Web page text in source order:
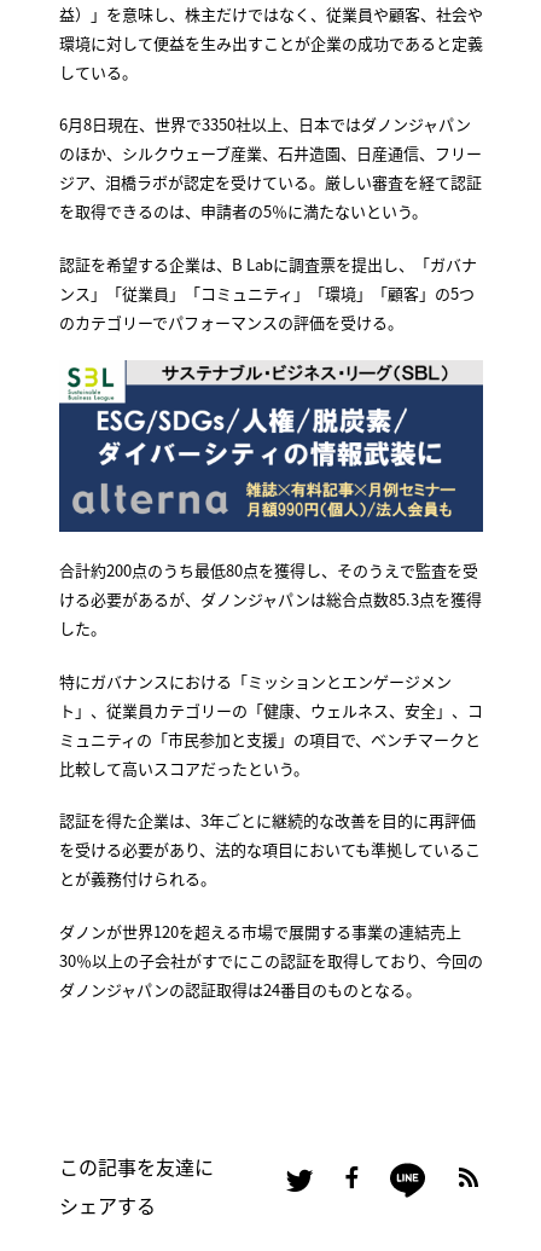
益）」を意味し、株主だけではなく、従業員や顧客、社会や
環境に対して便益を生み出すことが企業の成功であると定義
している。
6月8日現在、世界で3350社以上、日本ではダノンジャパン
のほか、シルクウェーブ産業、石井造園、日産通信、フリー
ジア、泪橋ラボが認定を受けている。厳しい審査を経て認証
を取得できるのは、申請者の5％に満たないという。
認証を希望する企業は、B Labに調査票を提出し、「ガバナ
ンス」「従業員」「コミュニティ」「環境」「顧客」の5つ
のカテゴリーでパフォーマンスの評価を受ける。
合計約200点のうち最低80点を獲得し、そのうえで監査を受
ける必要があるが、ダノンジャパンは総合点数85.3点を獲得
した。
特にガバナンスにおける「ミッションとエンゲージメン
ト」、従業員カテゴリーの「健康、ウェルネス、安全」、コ
ミュニティの「市民参加と支援」の項目で、ベンチマークと
比較して高いスコアだったという。
認証を得た企業は、3年ごとに継続的な改善を目的に再評価
を受ける必要があり、法的な項目においても準拠しているこ
とが義務付けられる。
ダノンが世界120を超える市場で展開する事業の連結売上
30％以上の子会社がすでにこの認証を取得しており、今回の
ダノンジャパンの認証取得は24番目のものとなる。
この記事を友達に
シェアする